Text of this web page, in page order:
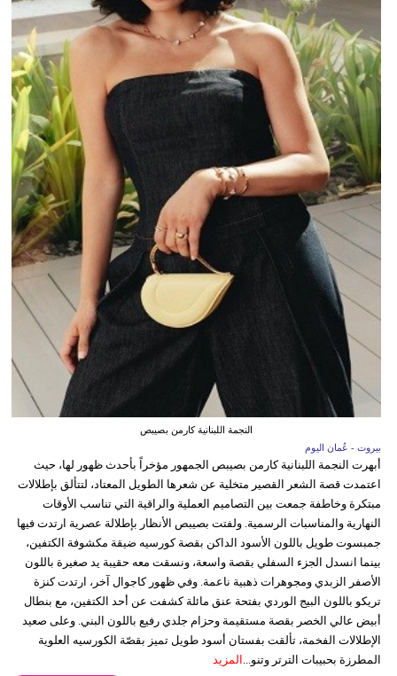
النجمة اللبنانية كارمن بصيبص
بيروت - عُمان اليوم
أبهرت النجمة اللبنانية كارمن بصيبص الجمهور مؤخراً بأحدث ظهور لها، حيث
اعتمدت قصة الشعر القصير متخلية عن شعرها الطويل المعتاد، لتتألق بإطلالات
مبتكرة وخاطفة جمعت بين التصاميم العملية والراقية التي تناسب الأوقات
النهارية والمناسبات الرسمية. ولفتت بصيبص الأنظار بإطلالة عصرية ارتدت فيها
جمبسوت طويل باللون الأسود الداكن بقصة كورسيه ضيقة مكشوفة الكتفين،
بينما انسدل الجزء السفلي بقصة واسعة، ونسقت معه حقيبة يد صغيرة باللون
الأصفر الزبدي ومجوهرات ذهبية ناعمة. وفي ظهور كاجوال آخر، ارتدت كنزة
تريكو باللون البيج الوردي بفتحة عنق مائلة كشفت عن أحد الكتفين، مع بنطال
أبيض عالي الخصر بقصة مستقيمة وحزام جلدي رفيع باللون البني. وعلى صعيد
الإطلالات الفخمة، تألقت بفستان أسود طويل تميز بقصّة الكورسيه العلوية
المطرزة بحبيبات الترتر وتنو... المزيد